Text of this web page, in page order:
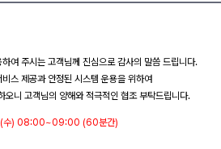
여 주시는 고객님께 진심으로 감사의 말씀 드립니다.
스 제공과 안정된 시스템 운용을 위하여
오니 고객님의 양해와 적극적인 협조 부탁드립니다.
(수) 08:00~09:00 (60분간)